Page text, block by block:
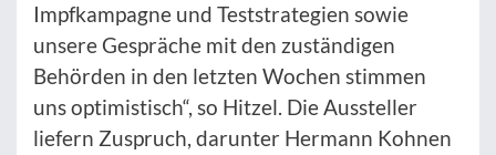
Impfkampagne und Teststrategien sowie
unsere Gespräche mit den zuständigen
Behörden in den letzten Wochen stimmen
uns optimistisch“, so Hitzel. Die Aussteller
liefern Zuspruch, darunter Hermann Kohnen